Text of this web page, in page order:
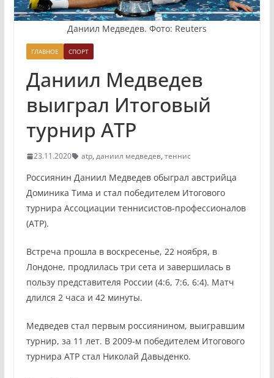
Даниил Медведев. Фото: Reuters
ГЛАВНОЕ СПОРТ
Даниил Медведев
выиграл Итоговый
турнир ATP
23.11.2020 atp, даниил медведев, теннис
Россиянин Даниил Медведев обыграл австрийца
Доминика Тима и стал победителем Итогового
турнира Ассоциации теннисистов-профессионалов
(ATP).
Встреча прошла в воскресенье, 22 ноября, в
Лондоне, продлилась три сета и завершилась в
пользу представителя России (4:6, 7:6, 6:4). Матч
длился 2 часа и 42 минуты.
Медведев стал первым россиянином, выигравшим
турнир, за 11 лет. В 2009-м победителем Итогового
турнира ATP стал Николай Давыденко.